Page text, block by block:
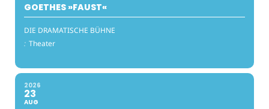
GOETHES »FAUST«
DIE DRAMATISCHE BÜHNE
: Theater
2026
23
AUG